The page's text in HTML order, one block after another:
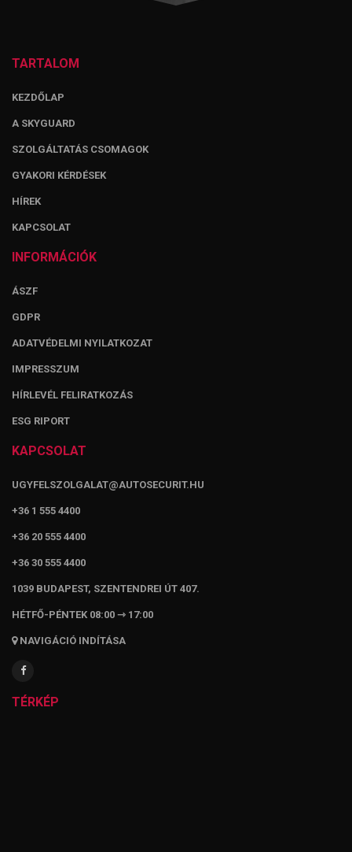
TARTALOM
KEZDŐLAP
A SKYGUARD
SZOLGÁLTATÁS CSOMAGOK
GYAKORI KÉRDÉSEK
HÍREK
KAPCSOLAT
INFORMÁCIÓK
ÁSZF
GDPR
ADATVÉDELMI NYILATKOZAT
IMPRESSZUM
HÍRLEVÉL FELIRATKOZÁS
ESG RIPORT
KAPCSOLAT
UGYFELSZOLGALAT@AUTOSECURIT.HU
+36 1 555 4400
+36 20 555 4400
+36 30 555 4400
1039 BUDAPEST, SZENTENDREI ÚT 407.
HÉTFŐ-PÉNTEK 08:00 ⇾ 17:00
NAVIGÁCIÓ INDÍTÁSA
TÉRKÉP